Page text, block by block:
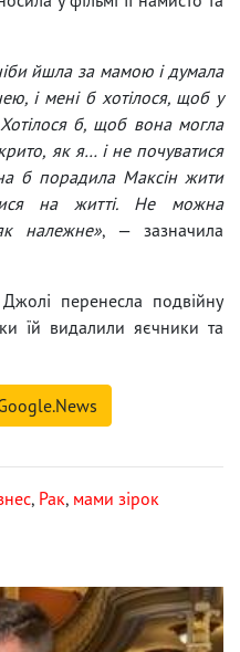
йшла за мамою і думала
і мені б хотілося, щоб у
б, щоб вона могла
як я… і не почуватися
б порадила Максін жити
на житті. Не можна
належне», — зазначила
перенесла подвійну
їй видалили яєчники та
, Рак, мами зірок